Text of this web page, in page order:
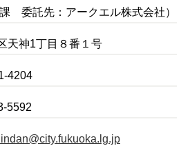
委託先：アークエル株式会社）
天神1丁目８番１号
4204
5592